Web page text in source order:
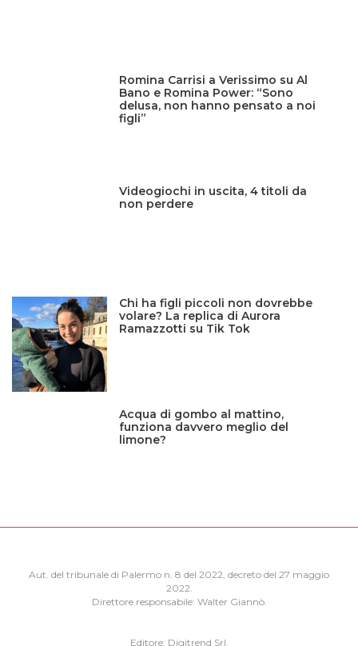
Romina Carrisi a Verissimo su Al
Bano e Romina Power: “Sono
delusa, non hanno pensato a noi
figli”
Videogiochi in uscita, 4 titoli da
non perdere
Chi ha figli piccoli non dovrebbe
volare? La replica di Aurora
Ramazzotti su Tik Tok
Acqua di gombo al mattino,
funziona davvero meglio del
limone?
Aut. del tribunale di Palermo n. 8 del 2022, decreto del 27 maggio
2022.
Direttore responsabile: Walter Giannò.
Editore: Digitrend Srl.